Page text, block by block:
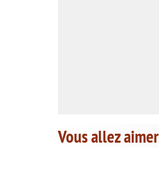
Vous allez aimer